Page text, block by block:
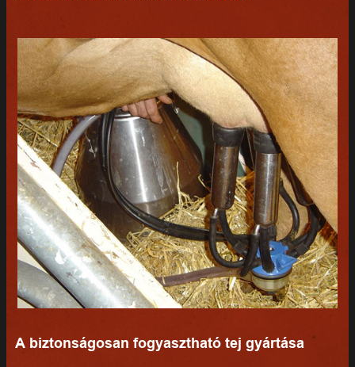
A biztonságosan fogyasztható tej gyártása